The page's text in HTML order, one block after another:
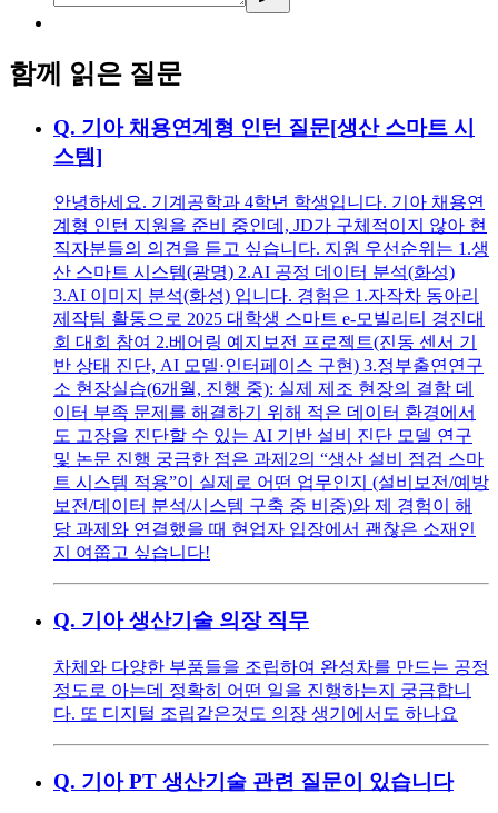
함께 읽은 질문
Q. 기아 채용연계형 인턴 질문[생산 스마트 시
스템]
안녕하세요. 기계공학과 4학년 학생입니다. 기아 채용연
계형 인턴 지원을 준비 중인데, JD가 구체적이지 않아 현
직자분들의 의견을 듣고 싶습니다. 지원 우선순위는 1.생
산 스마트 시스템(광명) 2.AI 공정 데이터 분석(화성)
3.AI 이미지 분석(화성) 입니다. 경험은 1.자작차 동아리
제작팀 활동으로 2025 대학생 스마트 e-모빌리티 경진대
회 대회 참여 2.베어링 예지보전 프로젝트(진동 센서 기
반 상태 진단, AI 모델·인터페이스 구현) 3.정부출연연구
소 현장실습(6개월, 진행 중): 실제 제조 현장의 결함 데
이터 부족 문제를 해결하기 위해 적은 데이터 환경에서
도 고장을 진단할 수 있는 AI 기반 설비 진단 모델 연구
및 논문 진행 궁금한 점은 과제2의 “생산 설비 점검 스마
트 시스템 적용”이 실제로 어떤 업무인지 (설비보전/예방
보전/데이터 분석/시스템 구축 중 비중)와 제 경험이 해
당 과제와 연결했을 때 현업자 입장에서 괜찮은 소재인
지 여쭙고 싶습니다!
Q. 기아 생산기술 의장 직무
차체와 다양한 부품들을 조립하여 완성차를 만드는 공정
정도로 아는데 정확히 어떤 일을 진행하는지 궁금합니
다. 또 디지털 조립같은것도 의장 생기에서도 하나요
Q. 기아 PT 생산기술 관련 질문이 있습니다